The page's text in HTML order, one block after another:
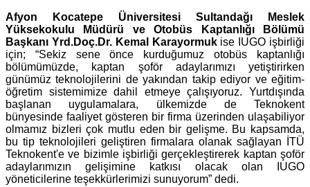
Afyon Kocatepe Üniversitesi Sultandağı Meslek
Yüksekokulu Müdürü ve Otobüs Kaptanlığı Bölümü
Başkanı Yrd.Doç.Dr. Kemal Karayormukise IUGO işbirliği
için; “Sekiz sene önce kurduğumuz otobüs kaptanlığı
bölümümüzde, kaptan şoför adaylarımızı yetiştirirken
günümüz teknolojilerini de yakından takip ediyor ve eğitim-
öğretim sistemimize dahil etmeye çalışıyoruz. Yurtdışında
başlanan uygulamalara, ülkemizde de Teknokent
bünyesinde faaliyet gösteren bir firma üzerinden ulaşabiliyor
olmamız bizleri çok mutlu eden bir gelişme. Bu kapsamda,
bu tip teknolojileri geliştiren firmalara olanak sağlayan İTÜ
Teknokent'e ve bizimle işbirliği gerçekleştirerek kaptan şoför
adaylarımızın gelişimine katkısı olacak olan IUGO
yöneticilerine teşekkürlerimizi sunuyorum” dedi.